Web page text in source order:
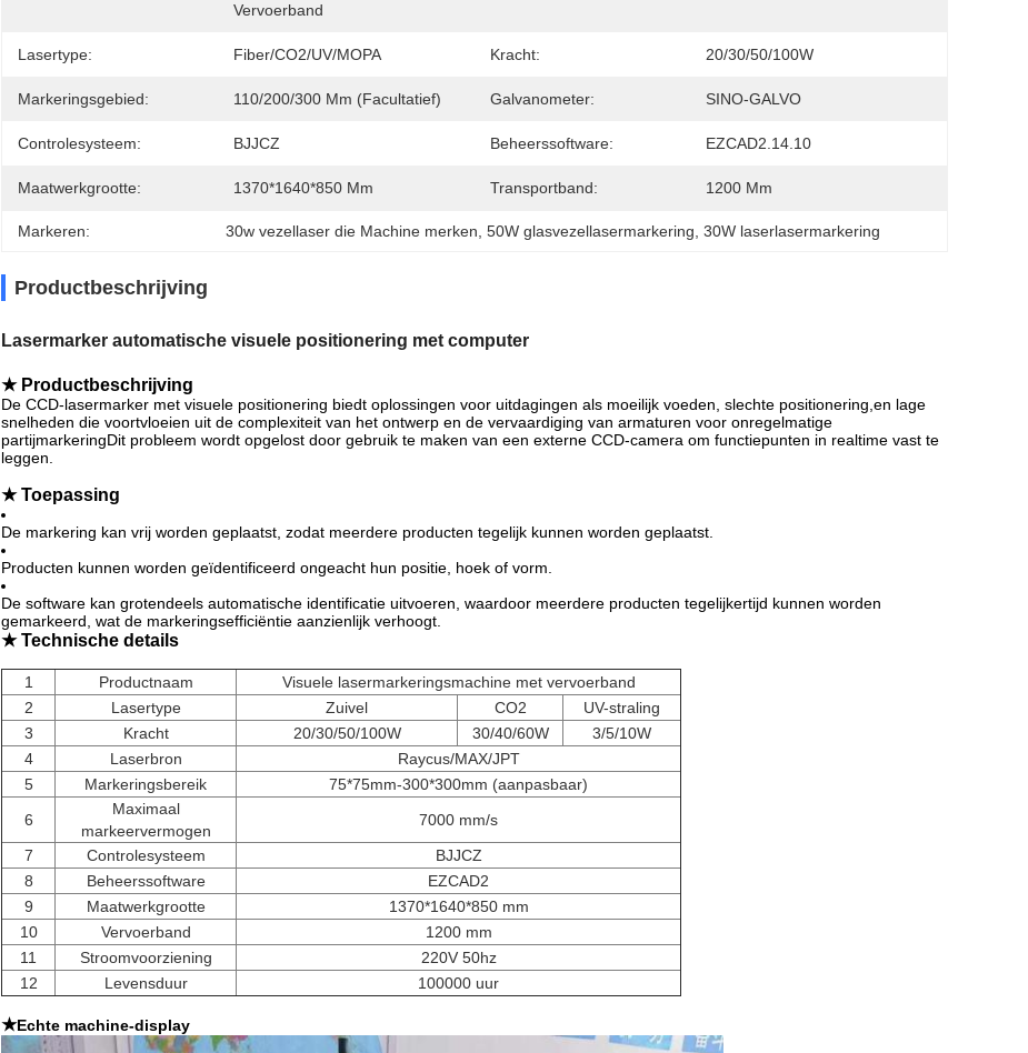
Vervoerband
Lasertype: Fiber/CO2/UV/MOPA Kracht: 20/30/50/100W
Markeringsgebied: 110/200/300 Mm (facultatief) Galvanometer: SINO-GALVO
Controlesysteem: BJJCZ Beheerssoftware: EZCAD2.14.10
Maatwerkgrootte: 1370*1640*850 Mm Transportband: 1200 Mm
Markeren: 30w vezellaser die Machine merken , 50W glasvezellasermarkering , 30W laserlasermarkering
Productbeschrijving
Lasermarker automatische visuele positionering met computer
★ Productbeschrijving
De CCD-lasermarker met visuele positionering biedt oplossingen voor uitdagingen als moeilijk voeden, slechte positionering,en lage
snelheden die voortvloeien uit de complexiteit van het ontwerp en de vervaardiging van armaturen voor onregelmatige
partijmarkeringDit probleem wordt opgelost door gebruik te maken van een externe CCD-camera om functiepunten in realtime vast te
leggen.
★ Toepassing
De markering kan vrij worden geplaatst, zodat meerdere producten tegelijk kunnen worden geplaatst.
Producten kunnen worden geïdentificeerd ongeacht hun positie, hoek of vorm.
De software kan grotendeels automatische identificatie uitvoeren, waardoor meerdere producten tegelijkertijd kunnen worden
gemarkeerd, wat de markeringsefficiëntie aanzienlijk verhoogt.
★ Technische details
1 Productnaam
Visuele lasermarkeringsmachine met vervoerband
2
Lasertype Zuivel CO2
UV-straling
3
Kracht 20/30/50/100W 30/40/60W
3/5/10W
4
Laserbron
Raycus/MAX/JPT
5
Markeringsbereik
75*75mm-300*300mm (aanpasbaar)
6
Maximaal
markeervermogen
7000 mm/s
7
Controlesysteem
BJJCZ
8
Beheerssoftware
EZCAD2
9
Maatwerkgrootte
1370*1640*850 mm
10
Vervoerband
1200 mm
11
Stroomvoorziening
220V 50hz
12
Levensduur 100000 uur
★Echte machine-display